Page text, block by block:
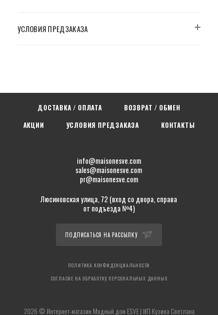
УСЛОВИЯ ПРЕДЗАКАЗА
ДОСТАВКА / ОПЛАТА
ВОЗВРАТ / ОБМЕН
АКЦИИ
УСЛОВИЯ ПРЕДЗАКАЗА КОНТАКТЫ
info@maisonesve.com
sales@maisonesve.com
pr@maisonesve.com
Люсиновская улица, 72 (вход со двора, справа
от подъезда №4)
ПОДПИСАТЬСЯ НА РАССЫЛКУ
ПОЛИТИКА КОНФИДЕНЦИАЛЬНОСТИ
СОГЛАСИЕ НА ОБРАБОТКУ ПЕРСОНАЛЬНЫХ ДАННЫХ
2026 © Интернет-магазин Модный дом ESVE | ИП Кузина Светлана